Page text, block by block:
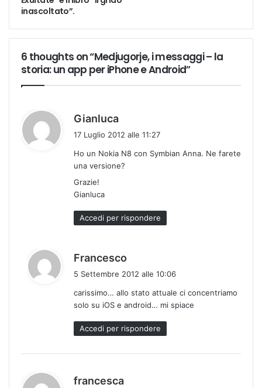
inascoltato”.
6 thoughts on “Medjugorje, i messaggi – la
storia: un app per iPhone e Android”
Gianluca
e
t
:
17 Luglio 2012 alle 11:27
Ho un Nokia N8 con Symbian Anna. Ne farete
una versione?
Grazie!
Gianluca
Accedi per rispondere
Francesco
e
t
t
o
5 Settembre 2012 alle 10:06
carissimo… allo stato attuale ci concentriamo
solo su iOS e android… mi spiace
Accedi per rispondere
francesca